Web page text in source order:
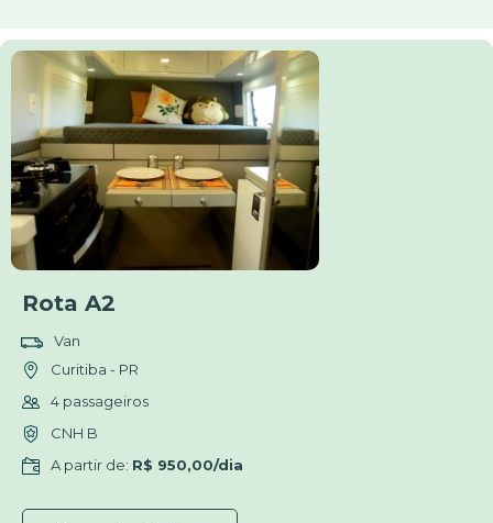
Rota A2
Van
Curitiba - PR
4 passageiros
CNH B
A partir de: R$ 950,00/dia